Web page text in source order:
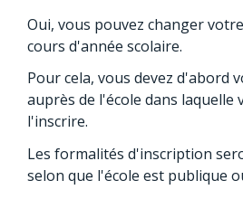
Oui, vous pouvez changer
cours d'année scolaire.
Pour cela, vous devez d'abord
auprès de l'école dans laquelle
l'inscrire.
Les formalités d'inscription
selon que l'école est publique